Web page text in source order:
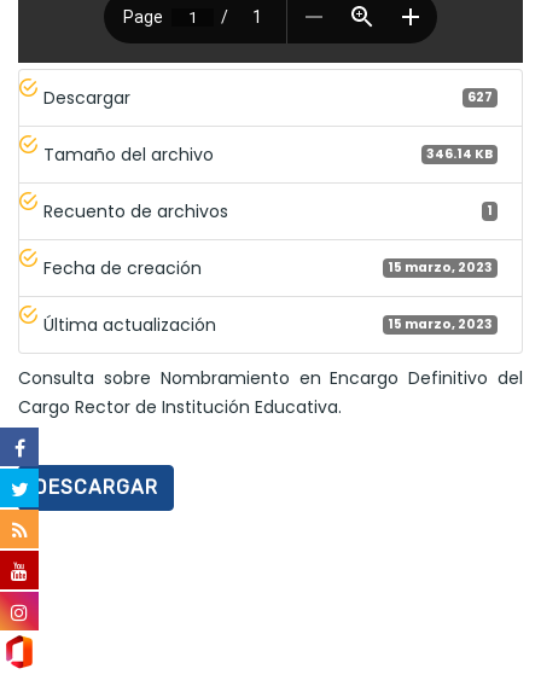
Descargar 627
Tamaño del archivo 346.14 KB
Recuento de archivos 1
Fecha de creación 15 marzo, 2023
Última actualización 15 marzo, 2023
Consulta sobre Nombramiento en Encargo Definitivo del
Cargo Rector de Institución Educativa.
DESCARGAR